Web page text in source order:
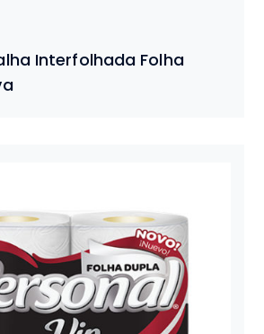
Interfolhada Folha